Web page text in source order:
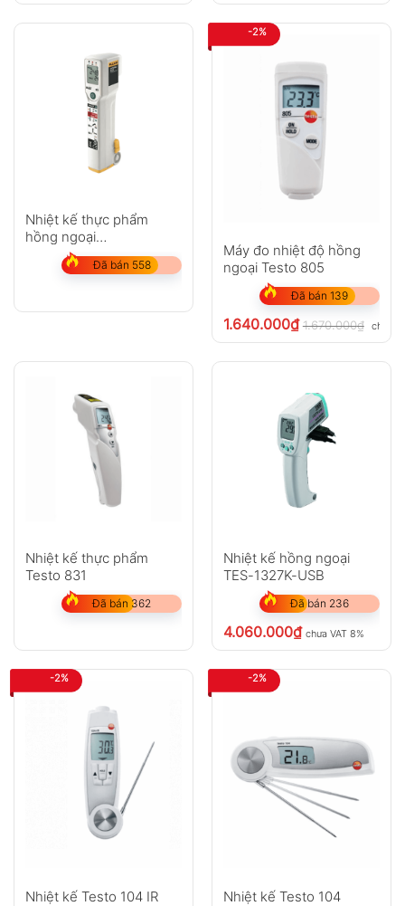
Nhiệt kế thực phẩm
hồng ngoại
Fluke FoodPro
Đã bán 558
-2%
Máy đo nhiệt độ hồng
ngoại Testo 805
Đã bán 139
1.640.000₫ 1.670.000₫ chưa
Nhiệt kế thực phẩm
Testo 831
Đã bán 362
Nhiệt kế hồng ngoại
TES-1327K-USB
Đã bán 236
4.060.000₫ chưa VAT 8%
-2%
Nhiệt kế Testo 104 IR
-2%
Nhiệt kế Testo 104